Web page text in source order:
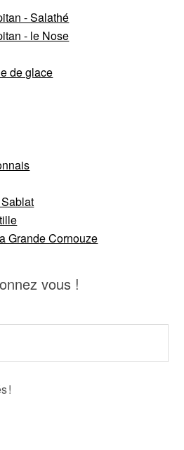
- Salathé
- le Nose
de glace
Grande Cornouze
vous !
!